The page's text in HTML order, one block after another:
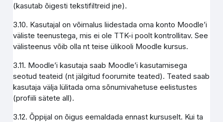
(kasutab õigesti tekstifiltreid jne).
3.10. Kasutajal on võimalus liidestada oma konto Moodle’i
väliste teenustega, mis ei ole TTK-i poolt kontrollitav. See
välisteenus võib olla nt teise ülikooli Moodle kursus.
3.11. Moodle’i kasutaja saab Moodle’i kasutamisega
seotud teateid (nt jälgitud foorumite teated). Teated saab
kasutaja välja lülitada oma sõnumivahetuse eelistustes
(profiili sätete all).
3.12. Õppijal on õigus eemaldada ennast kursuselt. Kui ta